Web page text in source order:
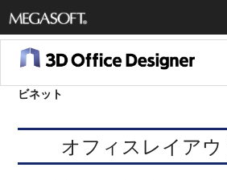
メガソ
フト株
式会社
ビネット
オフィスレイアウ